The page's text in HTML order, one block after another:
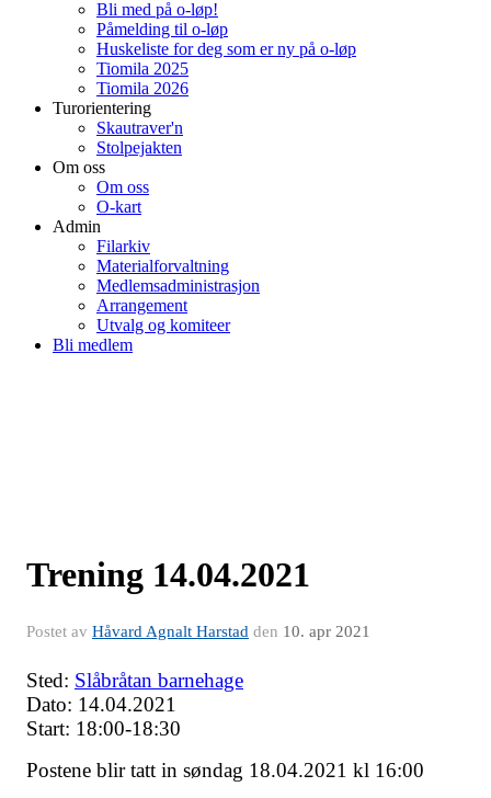
Bli med på o-løp!
Påmelding til o-løp
Huskeliste for deg som er ny på o-løp
Tiomila 2025
Tiomila 2026
Turorientering
Skautraver'n
Stolpejakten
Om oss
Om oss
O-kart
Admin
Filarkiv
Materialforvaltning
Medlemsadministrasjon
Arrangement
Utvalg og komiteer
Bli medlem
Trening 14.04.2021
Postet av Håvard Agnalt Harstad den 10. apr 2021
Sted: Slåbråtan barnehage
Dato: 14.04.2021
Start: 18:00-18:30
Postene blir tatt in søndag 18.04.2021 kl 16:00